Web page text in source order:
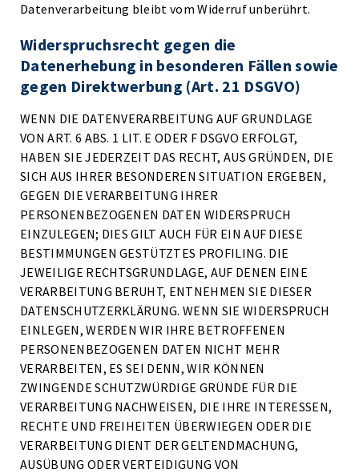
Datenverarbeitung bleibt vom Widerruf unberührt.
Widerspruchsrecht gegen die
Datenerhebung in besonderen Fällen sowie
gegen Direktwerbung (Art. 21 DSGVO)
WENN DIE DATENVERARBEITUNG AUF GRUNDLAGE
VON ART. 6 ABS. 1 LIT. E ODER F DSGVO ERFOLGT,
HABEN SIE JEDERZEIT DAS RECHT, AUS GRÜNDEN, DIE
SICH AUS IHRER BESONDEREN SITUATION ERGEBEN,
GEGEN DIE VERARBEITUNG IHRER
PERSONENBEZOGENEN DATEN WIDERSPRUCH
EINZULEGEN; DIES GILT AUCH FÜR EIN AUF DIESE
BESTIMMUNGEN GESTÜTZTES PROFILING. DIE
JEWEILIGE RECHTSGRUNDLAGE, AUF DENEN EINE
VERARBEITUNG BERUHT, ENTNEHMEN SIE DIESER
DATENSCHUTZERKLÄRUNG. WENN SIE WIDERSPRUCH
EINLEGEN, WERDEN WIR IHRE BETROFFENEN
PERSONENBEZOGENEN DATEN NICHT MEHR
VERARBEITEN, ES SEI DENN, WIR KÖNNEN
ZWINGENDE SCHUTZWÜRDIGE GRÜNDE FÜR DIE
VERARBEITUNG NACHWEISEN, DIE IHRE INTERESSEN,
RECHTE UND FREIHEITEN ÜBERWIEGEN ODER DIE
VERARBEITUNG DIENT DER GELTENDMACHUNG,
AUSÜBUNG ODER VERTEIDIGUNG VON